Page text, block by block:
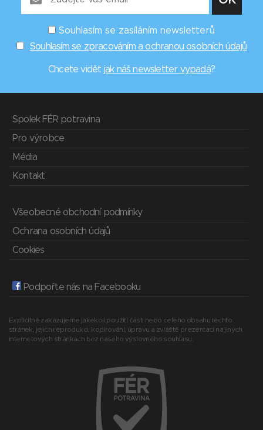
Souhlasím se zasíláním newsletterů
Souhlasím se zpracováním a ochranou osobních údajů
Chcete vidět jak náš newsletter vypadá?
Spolek FÉR potravina
Pro výrobce
Média
Kontakt
Všeobecné obchodní podmínky
Ochrana osobních údajů
Cookies
Podpořte nás na Facebooku
Explicitně zakazujeme jakékoli použití části nebo celého obsahu těchto
stránek, jejich reprodukci, kopírování, úpravu a zvláště prezentaci na jiných
internetových stránkách bez našeho výslovného souhlasu.